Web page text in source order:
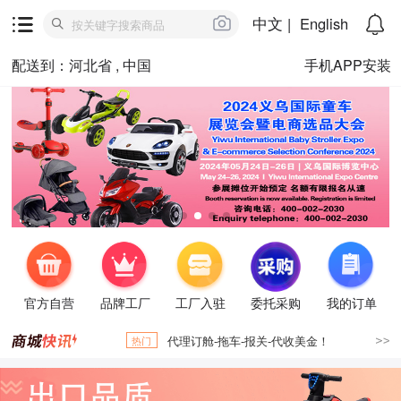
中文 | English
配送到：河北省 , 中国 手机APP安装
官方自营 品牌工厂 工厂入驻 委托采购 我的订单
热门 代理订舱-拖车-报关-代收美金！